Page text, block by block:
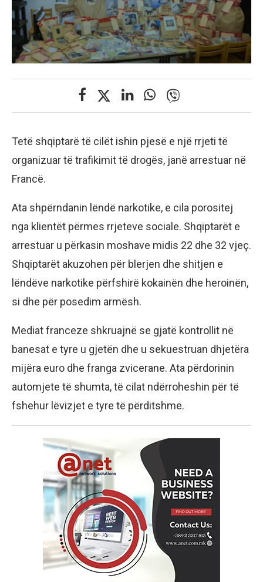
Tetë shqiptarë të cilët ishin pjesë e një rrjeti të
organizuar të trafikimit të drogës, janë arrestuar në
Francë.
Ata shpërndanin lëndë narkotike, e cila porositej
nga klientët përmes rrjeteve sociale. Shqiptarët e
arrestuar u përkasin moshave midis 22 dhe 32 vjeç.
Shqiptarët akuzohen për blerjen dhe shitjen e
lëndëve narkotike përfshirë kokainën dhe heroinën,
si dhe për posedim armësh.
Mediat franceze shkruajnë se gjatë kontrollit në
banesat e tyre u gjetën dhe u sekuestruan dhjetëra
mijëra euro dhe franga zvicerane. Ata përdorinin
automjete të shumta, të cilat ndërroheshin për të
fshehur lëvizjet e tyre të përditshme.